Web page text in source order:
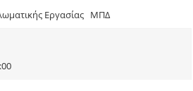
Εργασίας ΜΠΔ